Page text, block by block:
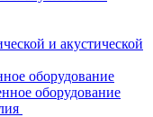
и акустической
оборудование
оборудование